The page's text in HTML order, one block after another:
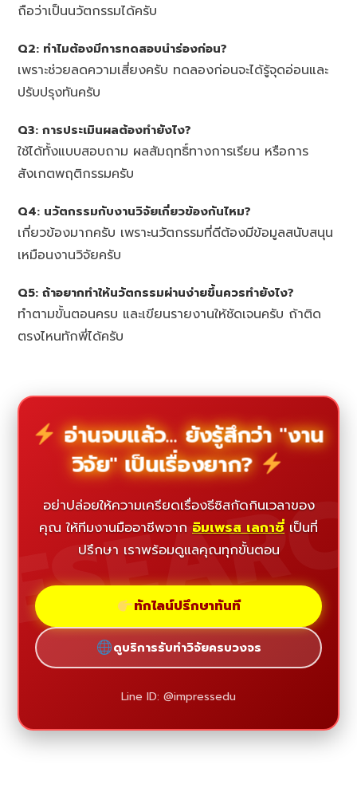
ถือว่าเป็นนวัตกรรมได้ครับ
Q2: ทำไมต้องมีการทดสอบนำร่องก่อน?
เพราะช่วยลดความเสี่ยงครับ ทดลองก่อนจะได้รู้จุดอ่อนและ
ปรับปรุงทันครับ
Q3: การประเมินผลต้องทำยังไง?
ใช้ได้ทั้งแบบสอบถาม ผลสัมฤทธิ์ทางการเรียน หรือการ
สังเกตพฤติกรรมครับ
Q4: นวัตกรรมกับงานวิจัยเกี่ยวข้องกันไหม?
เกี่ยวข้องมากครับ เพราะนวัตกรรมที่ดีต้องมีข้อมูลสนับสนุน
เหมือนงานวิจัยครับ
Q5: ถ้าอยากทำให้นวัตกรรมผ่านง่ายขึ้นควรทำยังไง?
ทำตามขั้นตอนครบ และเขียนรายงานให้ชัดเจนครับ ถ้าติด
ตรงไหนทักพี่ได้ครับ
อ่านจบแล้ว... ยังรู้สึกว่า "งาน
วิจัย" เป็นเรื่องยาก?
อย่าปล่อยให้ความเครียดเรื่องธีซิสกัดกินเวลาของ
คุณ ให้ทีมงานมืออาชีพจาก อิมเพรส เลกาซี่ เป็นที่
ปรึกษา เราพร้อมดูแลคุณทุกขั้นตอน
ทักไลน์ปรึกษาทันที
ดูบริการรับทำวิจัยครบวงจร
Line ID: @impressedu